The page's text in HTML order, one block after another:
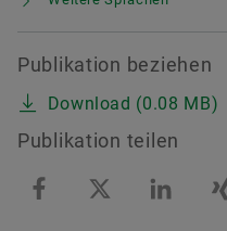
Publikation beziehen
Download (0.08 MB)
Publikation teilen